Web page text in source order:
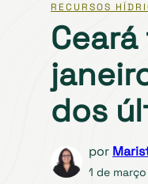
RECURSOS
dos
por
1 de